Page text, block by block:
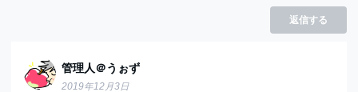
返信する
管理人＠うぉず
2019年12月3日